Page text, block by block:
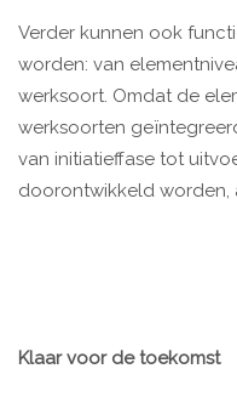
Verder kunnen ook
worden: van
werksoort. Omdat de
werksoorten
van initiatieffase tot
doorontwikkeld worden,
Klaar voor de toekomst